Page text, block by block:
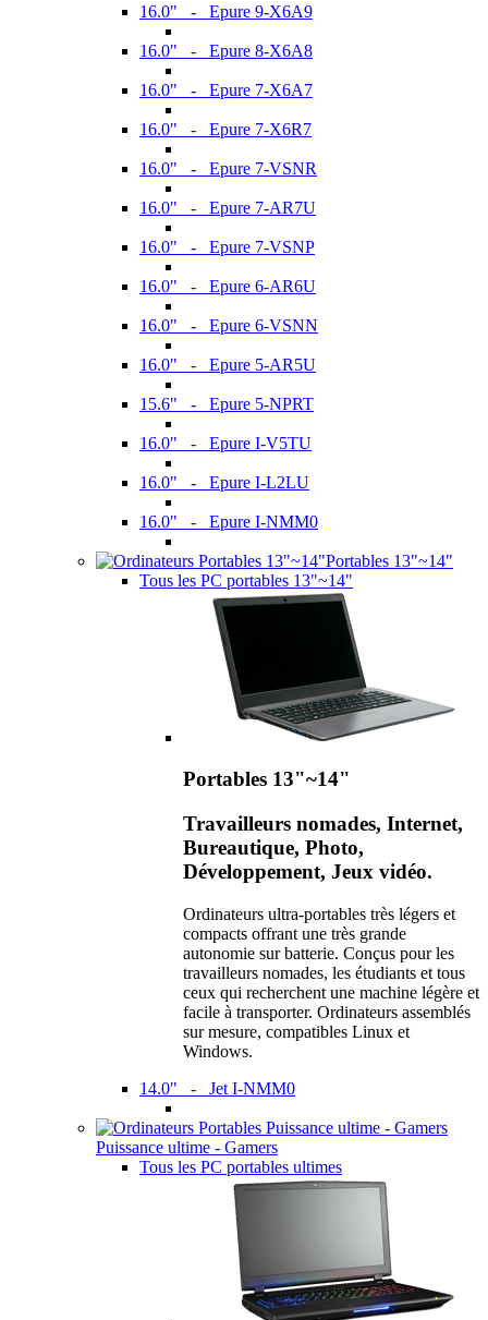
16.0" - Epure 9-X6A9
16.0" - Epure 8-X6A8
16.0" - Epure 7-X6A7
16.0" - Epure 7-X6R7
16.0" - Epure 7-VSNR
16.0" - Epure 7-AR7U
16.0" - Epure 7-VSNP
16.0" - Epure 6-AR6U
16.0" - Epure 6-VSNN
16.0" - Epure 5-AR5U
15.6" - Epure 5-NPRT
16.0" - Epure I-V5TU
16.0" - Epure I-L2LU
16.0" - Epure I-NMM0
Portables 13"~14"
Tous les PC portables 13"~14"
Portables 13"~14"
Travailleurs nomades, Internet,
Bureautique, Photo,
Développement, Jeux vidéo.
Ordinateurs ultra-portables très légers et
compacts offrant une très grande
autonomie sur batterie. Conçus pour les
travailleurs nomades, les étudiants et tous
ceux qui recherchent une machine légère et
facile à transporter. Ordinateurs assemblés
sur mesure, compatibles Linux et
Windows.
14.0" - Jet I-NMM0
Puissance ultime - Gamers
Tous les PC portables ultimes